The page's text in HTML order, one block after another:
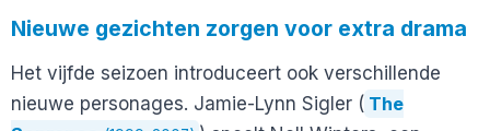
Nieuwe gezichten zorgen voor extra drama
Het vijfde seizoen introduceert ook verschillende
nieuwe personages. Jamie-Lynn Sigler ( The